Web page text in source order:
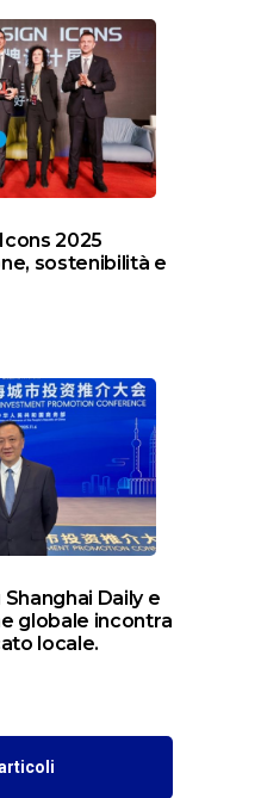
2025
sostenibilità e
Daily e
globale incontra
locale.